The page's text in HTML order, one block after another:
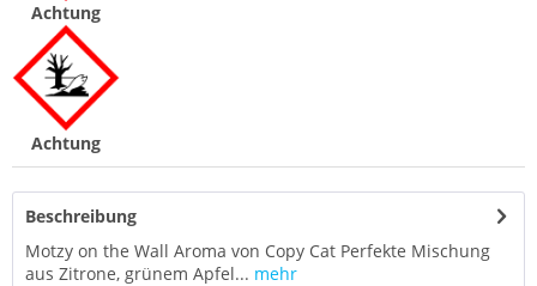
Achtung
Achtung
Beschreibung
Motzy on the Wall Aroma von Copy Cat Perfekte Mischung
aus Zitrone, grünem Apfel... mehr